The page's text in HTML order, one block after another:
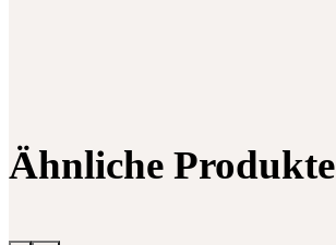
Ähnliche Produkte